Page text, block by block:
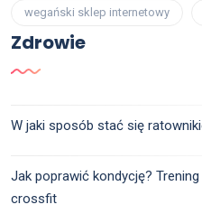
wegański sklep internetowy
Zdrowie
W jaki sposób stać się
Jak poprawić kondycję?
crossfit